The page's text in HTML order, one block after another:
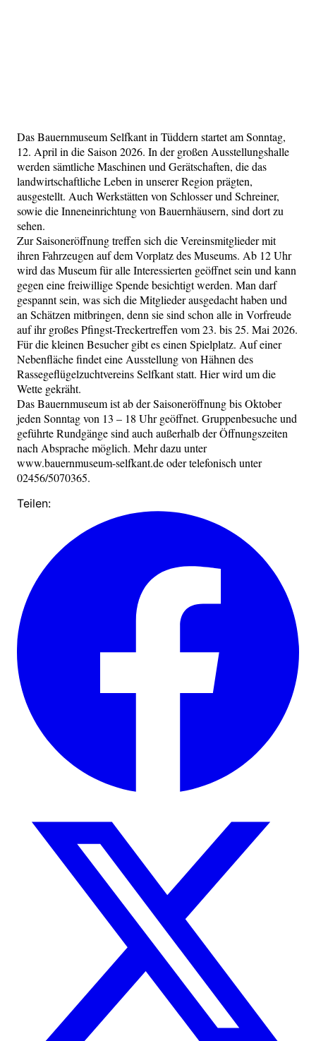
Das Bauernmuseum Selfkant in Tüddern startet am Sonntag,
12. April in die Saison 2026. In der großen Ausstellungshalle
werden sämtliche Maschinen und Gerätschaften, die das
landwirtschaftliche Leben in unserer Region prägten,
ausgestellt. Auch Werkstätten von Schlosser und Schreiner,
sowie die Inneneinrichtung von Bauernhäusern, sind dort zu
sehen.
Zur Saisoneröffnung treffen sich die Vereinsmitglieder mit
ihren Fahrzeugen auf dem Vorplatz des Museums. Ab 12 Uhr
wird das Museum für alle Interessierten geöffnet sein und kann
gegen eine freiwillige Spende besichtigt werden. Man darf
gespannt sein, was sich die Mitglieder ausgedacht haben und
an Schätzen mitbringen, denn sie sind schon alle in Vorfreude
auf ihr großes Pfingst-Treckertreffen vom 23. bis 25. Mai 2026.
Für die kleinen Besucher gibt es einen Spielplatz. Auf einer
Nebenfläche findet eine Ausstellung von Hähnen des
Rassegeflügelzuchtvereins Selfkant statt. Hier wird um die
Wette gekräht.
Das Bauernmuseum ist ab der Saisoneröffnung bis Oktober
jeden Sonntag von 13 – 18 Uhr geöffnet. Gruppenbesuche und
geführte Rundgänge sind auch außerhalb der Öffnungszeiten
nach Absprache möglich. Mehr dazu unter
www.bauernmuseum-selfkant.de oder telefonisch unter
02456/5070365.
Teilen: